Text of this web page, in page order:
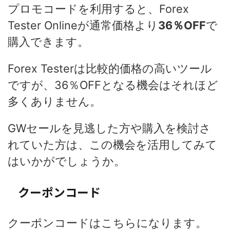
プロモコードを利用すると、Forex
Tester Onlineが通常価格より 36％OFFで
購入できます。
Forex Testerは比較的価格の高いツール
ですが、36％OFFとなる機会はそれほど
多くありません。
GWセールを見逃した方や購入を検討さ
れていた方は、この機会を活用してみて
はいかがでしょうか。
クーポンコード
クーポンコードはこちらになります。